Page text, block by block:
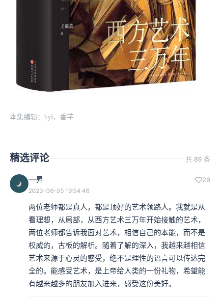
本集编辑：hyl、香芋
精选评论 共 89 条
—昇 26
2023-06-05 19:54:46
两位老师都是真人，都是顶好的艺术领路人。我就是从
看理想，从局部，从西方艺术三万年开始接触的艺术，
两位老师都告诉我面对艺术，相信自己的本能，而不是
权威的，古板的解析。随着了解的深入，我越来越相信
艺术来源于心灵的感受，绝不是理性的语言可以传达完
全的。能感受艺术，是上帝给人类的一份礼物，希望能
有越来越多的朋友加入进来，感受这份美好。